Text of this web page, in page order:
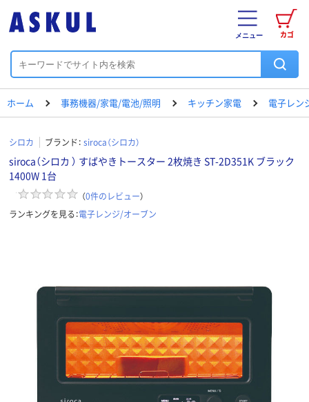
カゴ
メニュー
ホーム 事務機器/家電/電池/照明 キッチン家電 電子レン
シロカ ブランド： siroca（シロカ）
siroca（シロカ ） すばやきトースター 2枚焼き ST-2D351K ブラック
1400W 1台
（0件のレビュー）
ランキングを見る：電子レンジ/オーブン